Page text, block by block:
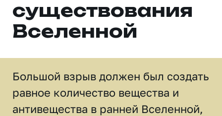
существования
Вселенной
Большой взрыв должен был создать
равное количество вещества и
антивещества в ранней Вселенной,